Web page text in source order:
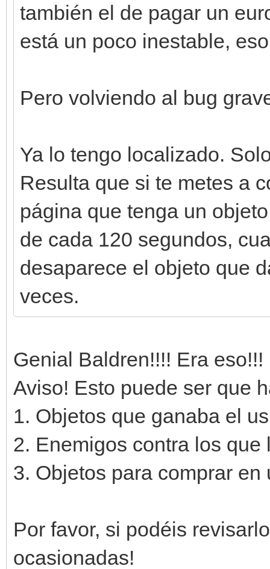
también el de pagar un
está un poco inestable,
Pero volviendo al bug
Ya lo tengo localizado.
Resulta que si te metes a
página que tenga un
de cada 120 segundos,
desaparece el objeto que
veces.
Genial Baldren!!!! Era
Aviso! Esto puede ser que
1. Objetos que ganaba el
2. Enemigos contra los
3. Objetos para comprar en
Por favor, si podéis
ocasionadas!